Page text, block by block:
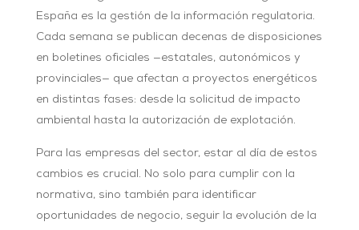
España es la gestión de la información regulatoria.
Cada semana se publican decenas de disposiciones
en boletines oficiales —estatales, autonómicos y
provinciales— que afectan a proyectos energéticos
en distintas fases: desde la solicitud de impacto
ambiental hasta la autorización de explotación.
Para las empresas del sector, estar al día de estos
cambios es crucial. No solo para cumplir con la
normativa, sino también para identificar
oportunidades de negocio, seguir la evolución de la